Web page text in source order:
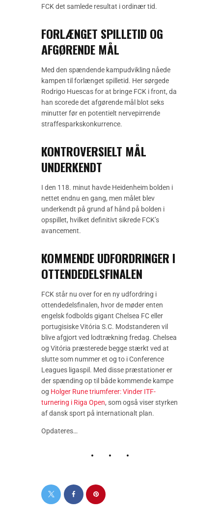
FCK det samlede resultat i ordinær tid.
FORLÆNGET SPILLETID OG
AFGØRENDE MÅL
Med den spændende kampudvikling nåede
kampen til forlænget spilletid. Her sørgede
Rodrigo Huescas for at bringe FCK i front, da
han scorede det afgørende mål blot seks
minutter før en potentielt nervepirrende
straffesparkskonkurrence.
KONTROVERSIELT MÅL
UNDERKENDT
I den 118. minut havde Heidenheim bolden i
nettet endnu en gang, men målet blev
underkendt på grund af hånd på bolden i
opspillet, hvilket definitivt sikrede FCK’s
avancement.
KOMMENDE UDFORDRINGER I
OTTENDEDELSFINALEN
FCK står nu over for en ny udfordring i
ottendedelsfinalen, hvor de møder enten
engelsk fodbolds gigant Chelsea FC eller
portugisiske Vitória S.C. Modstanderen vil
blive afgjort ved lodtrækning fredag. Chelsea
og Vitória præsterede begge stærkt ved at
slutte som nummer et og to i Conference
Leagues ligaspil. Med disse præstationer er
der spænding op til både kommende kampe
og Holger Rune triumferer: Vinder ITF-
turnering i Riga Open, som også viser styrken
af dansk sport på internationalt plan.
Opdateres…